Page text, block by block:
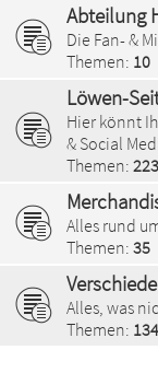
Abteilung
Die Fan- &
Themen: 10
Löwen-
Hier könnt
& Social
Themen: 223
Alles rund
Themen: 35
Alles, was
Themen: